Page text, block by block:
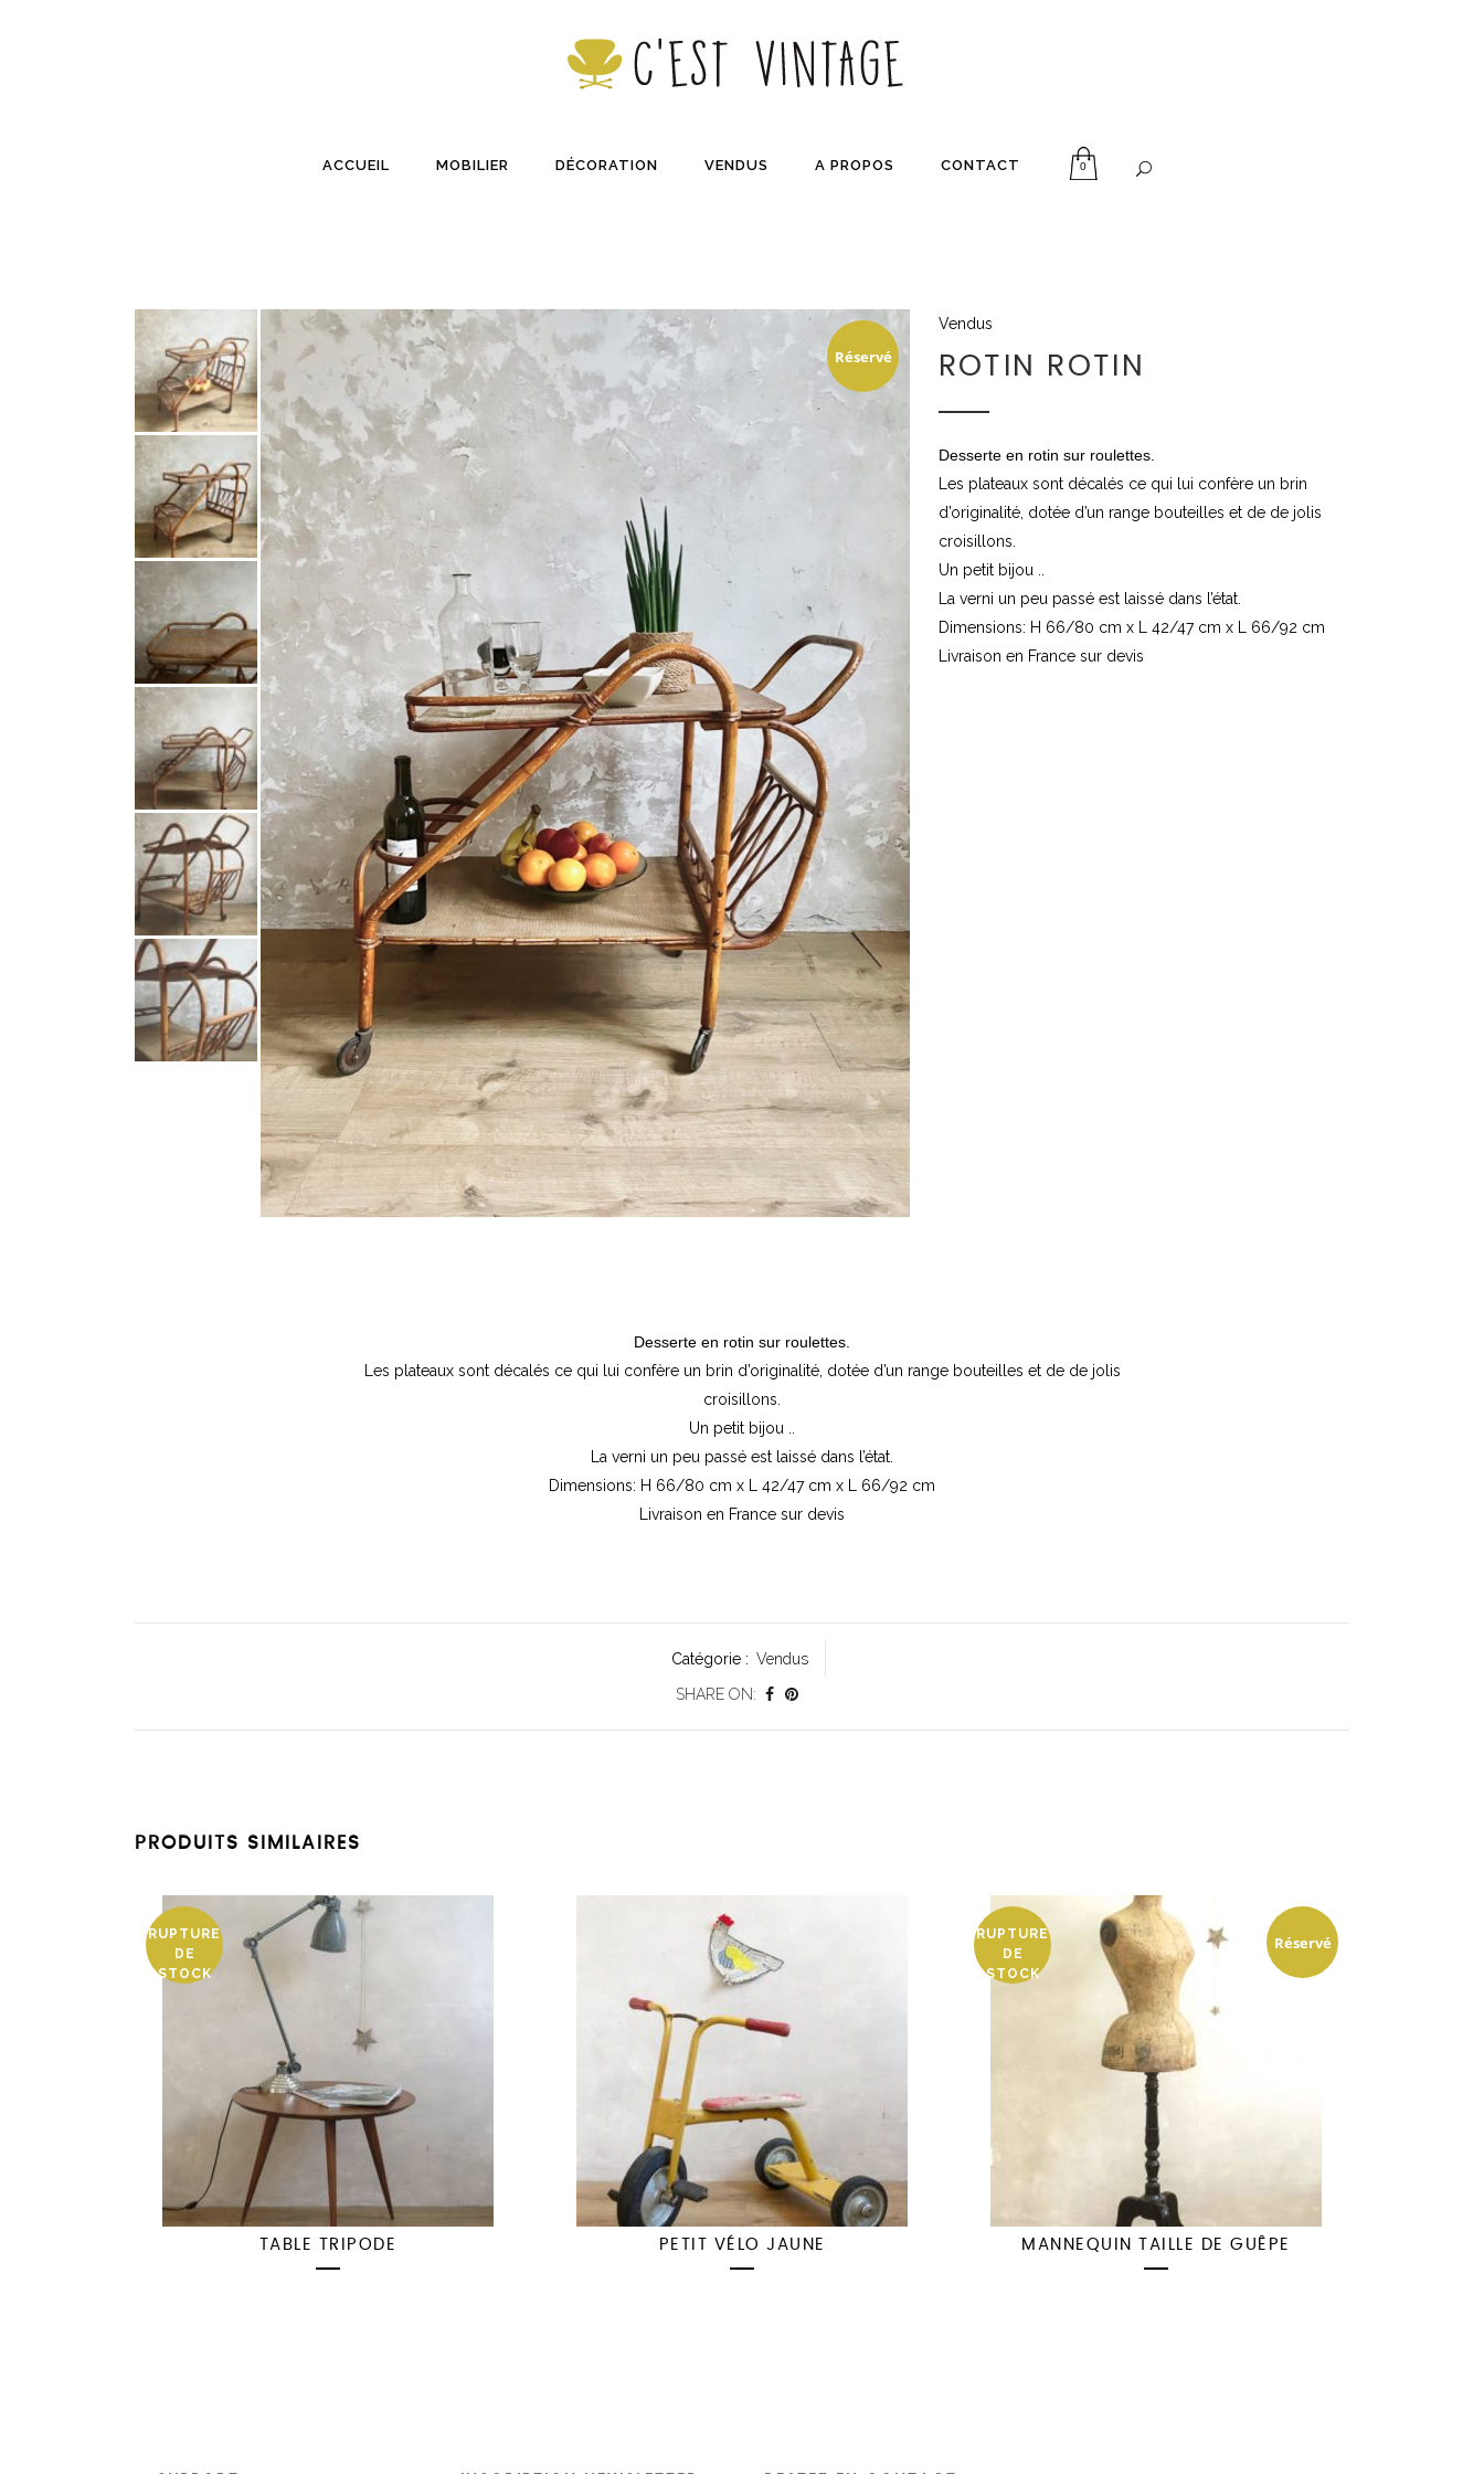
ACCUEIL MOBILIER DÉCORATION VENDUS A PROPOS CONTACT 0
Réservé
Vendus
ROTIN ROTIN
Desserte en rotin sur roulettes.
Les plateaux sont décalés ce qui lui confère un brin
d’originalité, dotée d’un range bouteilles et de de jolis
croisillons.
Un petit bijou ..
La verni un peu passé est laissé dans l’état.
Dimensions: H 66/80 cm x L 42/47 cm x L 66/92 cm
Livraison en France sur devis
Desserte en rotin sur roulettes.
Les plateaux sont décalés ce qui lui confère un brin d’originalité, dotée d’un range bouteilles et de de jolis
croisillons.
Un petit bijou ..
La verni un peu passé est laissé dans l’état.
Dimensions: H 66/80 cm x L 42/47 cm x L 66/92 cm
Livraison en France sur devis
Catégorie : Vendus
SHARE ON:
PRODUITS SIMILAIRES
RUPTURE
DE
STOCK
TABLE TRIPODE PETIT VÉLO JAUNE
Réservé
RUPTURE
DE
STOCK
MANNEQUIN TAILLE DE GUÊPE